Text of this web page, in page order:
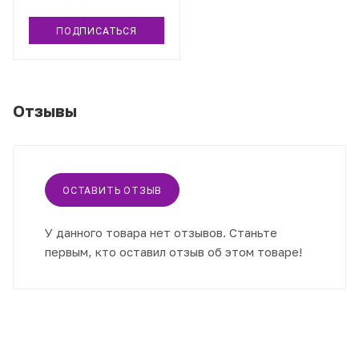
ПОДПИСАТЬСЯ
Отзывы
ОСТАВИТЬ ОТЗЫВ
У данного товара нет отзывов. Станьте
первым, кто оставил отзыв об этом товаре!